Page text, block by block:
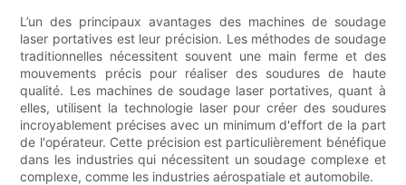
L’un des principaux avantages des machines de soudage
laser portatives est leur précision. Les méthodes de soudage
traditionnelles nécessitent souvent une main ferme et des
mouvements précis pour réaliser des soudures de haute
qualité. Les machines de soudage laser portatives, quant à
elles, utilisent la technologie laser pour créer des soudures
incroyablement précises avec un minimum d'effort de la part
de l'opérateur. Cette précision est particulièrement bénéfique
dans les industries qui nécessitent un soudage complexe et
complexe, comme les industries aérospatiale et automobile.